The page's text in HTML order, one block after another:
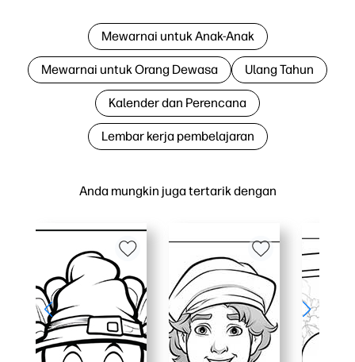
Anda mungkin juga tertarik dengan
Mewarnai untuk Anak-Anak
Mewarnai untuk Orang Dewasa Ulang Tahun
Kalender dan Perencana
Lembar kerja pembelajaran